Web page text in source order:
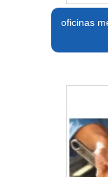
oficinas